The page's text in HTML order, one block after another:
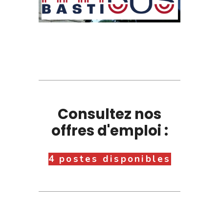
Consultez nos
offres d'emploi :
4 postes disponibles